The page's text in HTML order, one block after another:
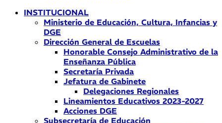
INSTITUCIONAL
Ministerio de Educación, Cultura, Infancias y
DGE
Dirección General de Escuelas
Honorable Consejo Administrativo de la
Enseñanza Pública
Secretaría Privada
Jefatura de Gabinete
Delegaciones Regionales
Lineamientos Educativos 2023-2027
Acciones DGE
Subsecretaría de Educación